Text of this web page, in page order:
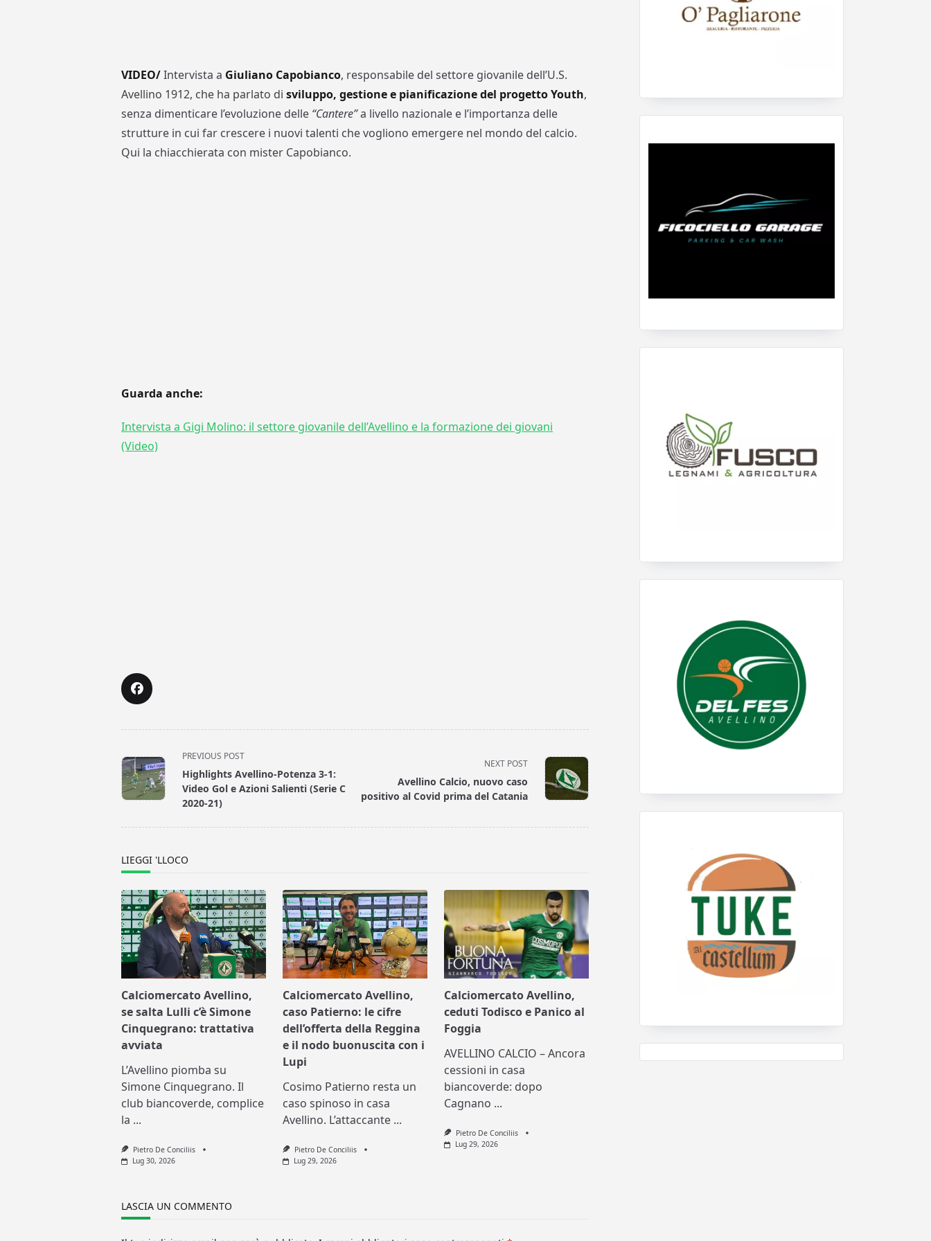
VIDEO/Intervista a Giuliano Capobianco, responsabile del settore giovanile dell’U.S.
Avellino 1912, che ha parlato disviluppo, gestione e pianificazione del progetto Youth,
senza dimenticare l’evoluzione delle “Cantere”a livello nazionale e l’importanza delle
strutture in cui far crescere i nuovi talenti che vogliono emergere nel mondo del calcio.
Qui la chiacchierata con mister Capobianco.
Guarda anche:
Intervista a Gigi Molino: il settore giovanile dell’Avellino e la formazione dei giovani
(Video)
<span
class="nav-
subtitle
screen-
PREVIOUS POST
Highlights Avellino-Potenza 3-1:
Video Gol e Azioni Salienti (Serie C
2020-21)
NEXT POST
Avellino Calcio, nuovo caso
positivo al Covid prima del Catania
LIEGGI 'LLOCO
Calciomercato Avellino,
se salta Lulli c’è Simone
Cinquegrano: trattativa
avviata
L’Avellino piomba su
Simone Cinquegrano. Il
club biancoverde, complice
la ...
Pietro De Conciliis
Lug 30, 2026
Calciomercato Avellino,
caso Patierno: le cifre
dell’offerta della Reggina
e il nodo buonuscita con i
Lupi
Cosimo Patierno resta un
caso spinoso in casa
Avellino. L’attaccante ...
Pietro De Conciliis
Lug 29, 2026
Calciomercato Avellino,
ceduti Todisco e Panico al
Foggia
AVELLINO CALCIO – Ancora
cessioni in casa
biancoverde: dopo
Cagnano ...
Pietro De Conciliis
Lug 29, 2026
LASCIA UN COMMENTO